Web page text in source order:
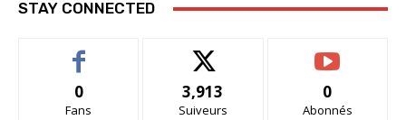
STAY CONNECTED
0
Fans
3,913
Suiveurs
0
Abonnés